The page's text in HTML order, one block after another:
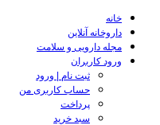
خانه
داروخانه آنلاین
مجله دارویی و سلامت
ورود کاربران
ثبت نام | ورود
حساب کاربری من
پرداخت
سبد خرید